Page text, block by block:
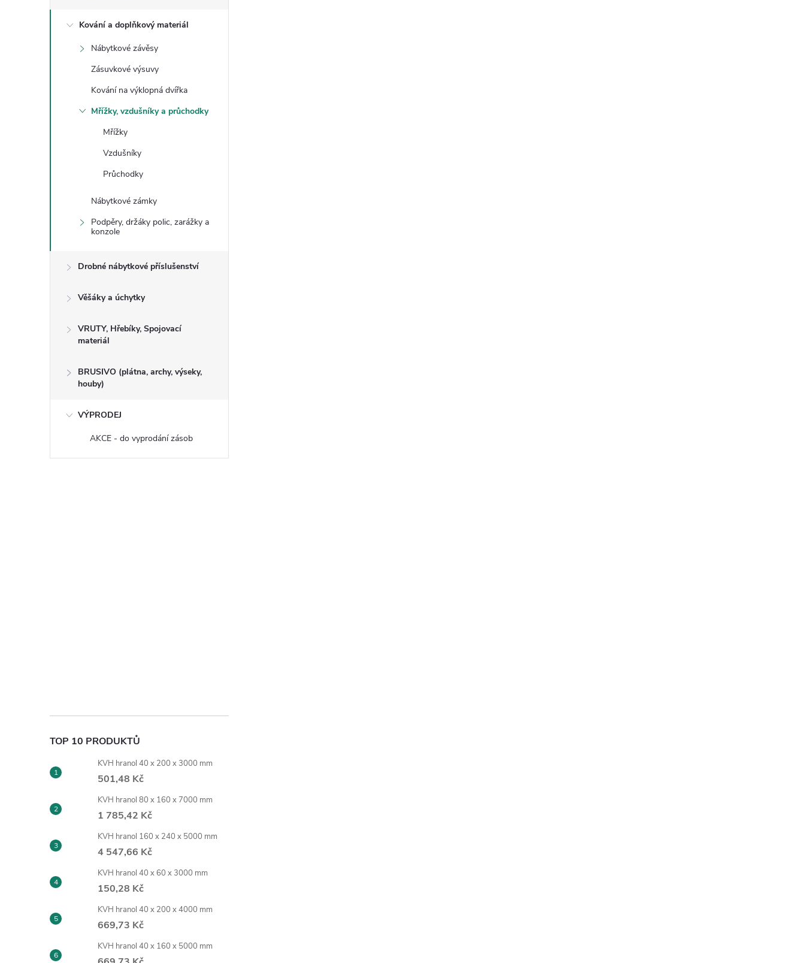
Kování a doplňkový materiál
Nábytkové závěsy
Zásuvkové výsuvy
Kování na výklopná dvířka
Mřížky, vzdušníky a průchodky
Mřížky
Vzdušníky
Průchodky
Nábytkové zámky
Podpěry, držáky polic, zarážky a
konzole
Drobné nábytkové příslušenství
Věšáky a úchytky
VRUTY, Hřebíky, Spojovací
materiál
BRUSIVO (plátna, archy, výseky,
houby)
VÝPRODEJ
AKCE - do vyprodání zásob
TOP 10 PRODUKTŮ
KVH hranol 40 x 200 x 3000 mm
501,48 Kč
KVH hranol 80 x 160 x 7000 mm
1 785,42 Kč
KVH hranol 160 x 240 x 5000 mm
4 547,66 Kč
KVH hranol 40 x 60 x 3000 mm
150,28 Kč
KVH hranol 40 x 200 x 4000 mm
669,73 Kč
KVH hranol 40 x 160 x 5000 mm